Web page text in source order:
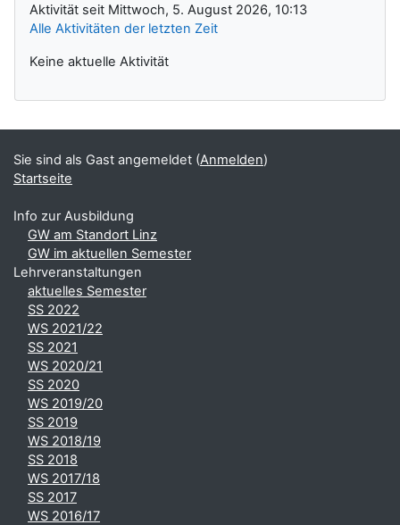
Aktivität seit Mittwoch, 5. August 2026, 10:13
Alle Aktivitäten der letzten Zeit
Keine aktuelle Aktivität
Sie sind als Gast angemeldet (Anmelden)
Startseite
Info zur Ausbildung
GW am Standort Linz
GW im aktuellen Semester
Lehrveranstaltungen
aktuelles Semester
SS 2022
WS 2021/22
SS 2021
WS 2020/21
SS 2020
WS 2019/20
SS 2019
WS 2018/19
SS 2018
WS 2017/18
SS 2017
WS 2016/17